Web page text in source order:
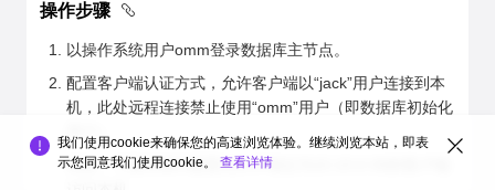
操作步骤
以操作系统用户omm登录数据库主节点。
配置客户端认证方式，允许客户端以“jack”用户连接到本
机，此处远程连接禁止使用“omm”用户（即数据库初始化
例如，下面示例中配置允许IP地址为10.10.0.30的客户端
我们使用cookie来确保您的高速浏览体验。继续浏览本站，即表
示您同意我们使用cookie。 查看详情